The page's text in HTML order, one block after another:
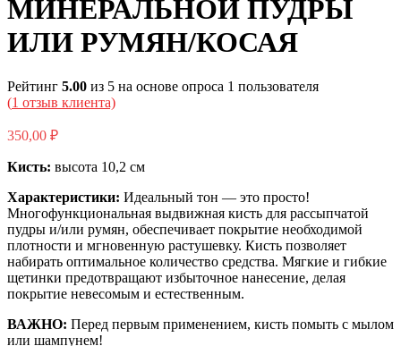
МИНЕРАЛЬНОЙ ПУДРЫ
ИЛИ РУМЯН/КОСАЯ
Рейтинг 5.00 из 5 на основе опроса 1 пользователя
(1 отзыв клиента)
350,00 ₽
Кисть: высота 10,2 см
Характеристики: Идеальный тон — это просто!
Многофункциональная выдвижная кисть для рассыпчатой
пудры и/или румян, обеспечивает покрытие необходимой
плотности и мгновенную растушевку. Кисть позволяет
набирать оптимальное количество средства. Мягкие и гибкие
щетинки предотвращают избыточное нанесение, делая
покрытие невесомым и естественным.
ВАЖНО: Перед первым применением, кисть помыть с мылом
или шампунем!